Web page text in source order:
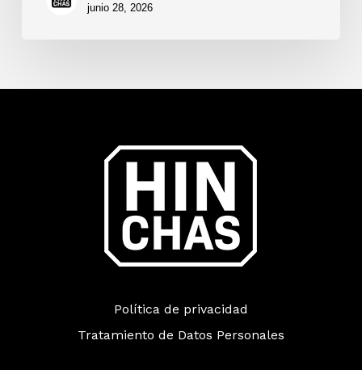
junio 28, 2026
Política de privacidad
Tratamiento de Datos Personales